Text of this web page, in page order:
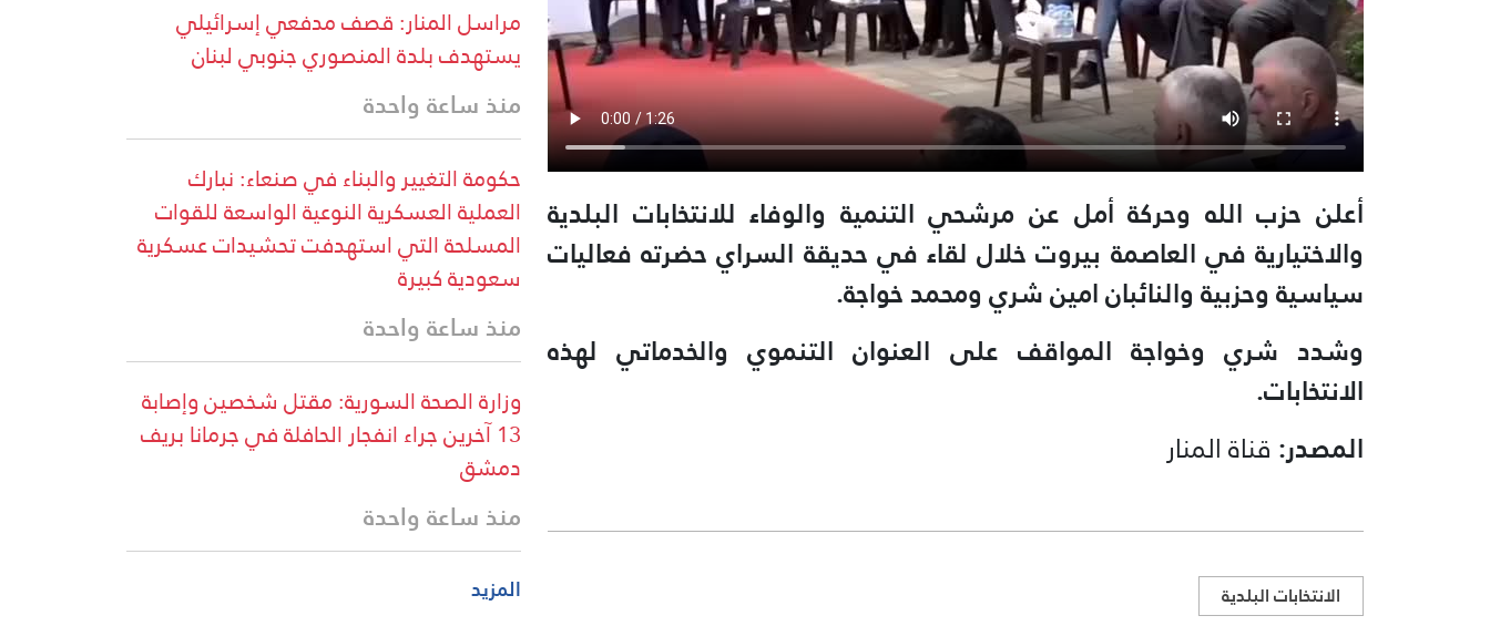
أعلن حزب الله وحركة أمل عن مرشحي التنمية والوفاء للانتخابات البلدية
والاختيارية في العاصمة بيروت خلال لقاء في حديقة السراي حضرته فعاليات
سياسية وحزبية والنائبان امين شري ومحمد خواجة.
وشدد شري وخواجة المواقف على العنوان التنموي والخدماتي لهذه
الانتخابات.
المصدر: قناة المنار
الانتخابات البلدية
مراسل المنار: قصف مدفعي إسرائيلي
يستهدف بلدة المنصوري جنوبي لبنان
منذ ساعة واحدة
حكومة التغيير والبناء في صنعاء: نبارك
العملية العسكرية النوعية الواسعة للقوات
المسلحة التي استهدفت تحشيدات عسكرية
سعودية كبيرة
منذ ساعة واحدة
وزارة الصحة السورية: مقتل شخصين وإصابة
13 آخرين جراء انفجار الحافلة في جرمانا بريف
دمشق
منذ ساعة واحدة
المزيد